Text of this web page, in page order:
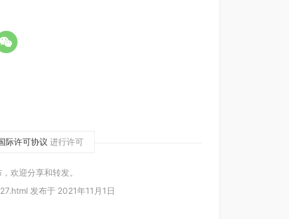
际许可协议 进行许可
欢迎分享和转发。
发布于 2021年11月1日